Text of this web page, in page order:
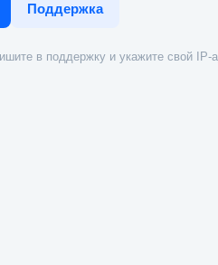
Поддержка
в поддержку и укажите свой IP-